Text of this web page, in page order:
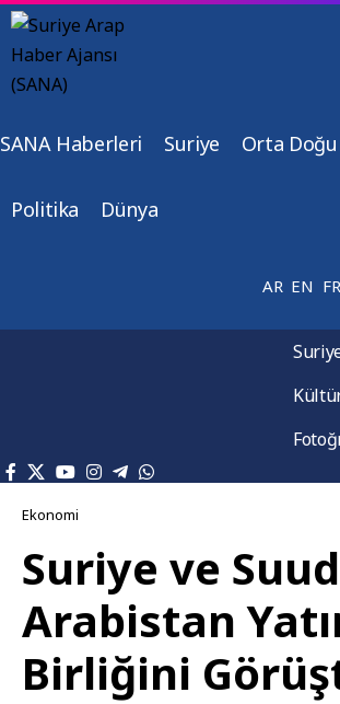
SANA Haberleri Suriye Orta Doğu
Politika Dünya
AR EN FR
Ekonomi
Suriye ve
Arabistan
Birliğini